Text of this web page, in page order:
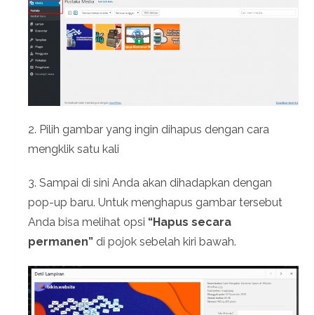
2. Pilih gambar yang ingin dihapus dengan cara
mengklik satu kali
3. Sampai di sini Anda akan dihadapkan dengan
pop-up baru. Untuk menghapus gambar tersebut
Anda bisa melihat opsi “Hapus secara
permanen” di pojok sebelah kiri bawah.